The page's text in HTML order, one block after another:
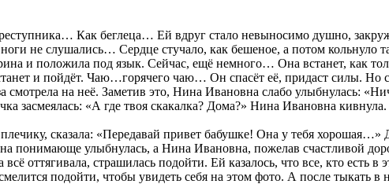
Как беглеца… Ей вдруг стало невыносимо душно,
не слушались… Сердце стучало, как бешеное, а потом кольнуло
и положила под язык. Сейчас, ещё немного… Она встанет, как
и пойдёт. Чаю…горячего чаю… Он спасёт её, придаст силы. Но
смотрела на неё. Заметив это, Нина Ивановна слабо улыбнулась:
засмеялась: «А где твоя скакалка? Дома?» Нина Ивановна кивнула.
сказала: «Передавай привет бабушке! Она у тебя хорошая…»
понимающе улыбнулась, а Нина Ивановна, пожелав счастливой
оттягивала, страшилась подойти. Ей казалось, что все, кто есть в
подойти, чтобы увидеть себя на этом фото. А после тыкать